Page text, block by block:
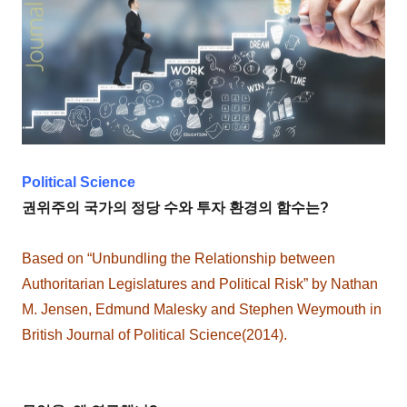
Political Science
권위주의 국가의 정당 수와 투자 환경의 함수는?
Based on “Unbundling the Relationship between
Authoritarian Legislatures and Political Risk” by Nathan
M. Jensen, Edmund Malesky and Stephen Weymouth in
British Journal of Political Science(2014).